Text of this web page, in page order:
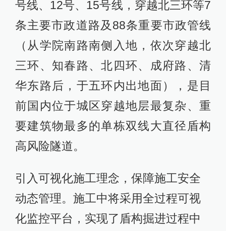
号线、12号、15号线，穿越北三环等7
条主要市政道路及88条重要市政管线
（从学院南路南侧入地，依次穿越北
三环、知春路、北四环、成府路、清
华东路后，于五环内出地面），是目
前国内位于城区穿越地层最复杂、重
要建筑物最多的单栋双线大直径盾构
高风险隧道。
引入可视化施工理念，保障施工安全
动态管理。施工中将采用全过程可视
化监控平台，实现了盾构掘进过程中